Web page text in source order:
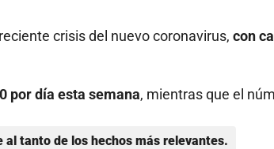
crisis del nuevo coronavirus, con
por día esta semana, mientras que el
al tanto de los hechos más relevantes.